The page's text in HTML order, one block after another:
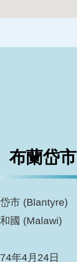
布蘭岱市
市 (Blantyre)
國 (Malawi)
年4月24日